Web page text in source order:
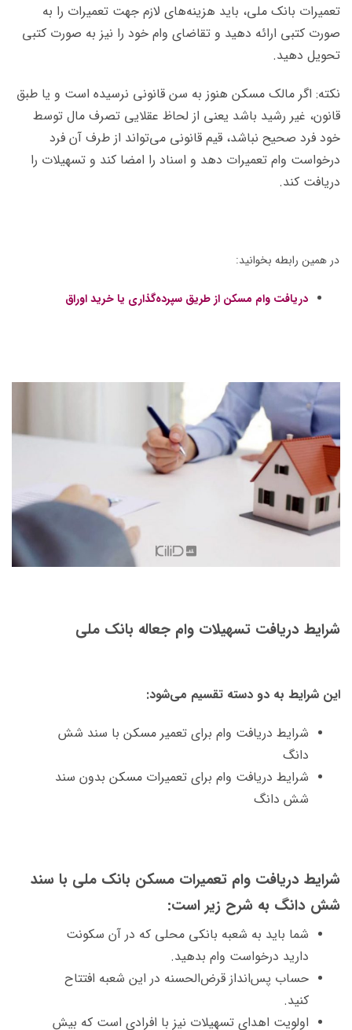
تعمیرات بانک ملی، باید هزینه‌های لازم جهت تعمیرات را به
صورت کتبی ارائه دهید و تقاضای وام خود را نیز به صورت کتبی
تحویل دهید.
نکته: اگر مالک مسکن هنوز به سن قانونی نرسیده است و یا طبق
قانون، غیر رشید باشد یعنی از لحاظ عقلایی تصرف مال توسط
خود فرد صحیح نباشد، قیم قانونی می‌تواند از طرف آن فرد
درخواست وام تعمیرات دهد و اسناد را امضا کند و تسهیلات را
دریافت کند.
در همین رابطه بخوانید:
دریافت وام مسکن از طریق سپرده‌گذاری یا خرید اوراق
شرایط دریافت تسهیلات وام جعاله بانک ملی
این شرایط به دو دسته تقسیم می‌شود:
شرایط دریافت وام برای تعمیر مسکن با سند شش
دانگ
شرایط دریافت وام برای تعمیرات مسکن بدون سند
شش دانگ
شرایط دریافت وام تعمیرات مسکن بانک ملی با سند
شش دانگ به شرح زیر است:
شما باید به شعبه بانکی محلی که در آن سکونت
دارید درخواست وام بدهید.
حساب پس‌انداز قرض‌الحسنه در این شعبه افتتاح
کنید.
اولویت اهدای تسهیلات نیز با افرادی است که بیش